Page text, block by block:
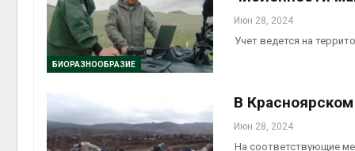
БИОРАЗНООБРАЗИЕ
Июн 28, 2024
Учет ведется на
В
Июн 28, 2024
На соответствующие
Авг 7,